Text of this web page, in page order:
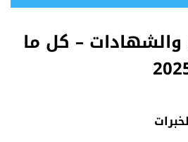
والشهادات – كل ما